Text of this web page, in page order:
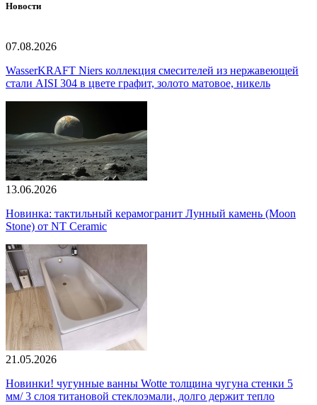
Новости
07.08.2026
WasserKRAFT Niers коллекция смесителей из нержавеющей
стали AISI 304 в цвете графит, золото матовое, никель
13.06.2026
Новинка: тактильный керамогранит Лунный камень (Moon
Stone) от NT Ceramic
21.05.2026
Новинки! чугунные ванны Wotte толщина чугуна стенки 5
мм/ 3 слоя титановой стеклоэмали, долго держит тепло